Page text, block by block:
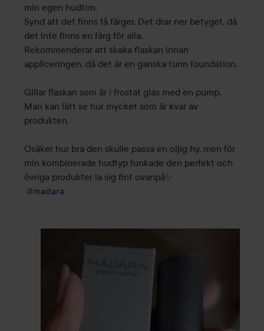
min egen hudton.
Synd att det finns få färger. Det drar ner betyget, då
det inte finns en färg för alla.
Rekommenderar att skaka flaskan innan
appliceringen, då det är en ganska tunn foundation.
Gillar flaskan som är i frostat glas med en pump.
Man kan lätt se hur mycket som är kvar av
produkten.
Osäker hur bra den skulle passa en oljig hy, men för
min kombinerade hudtyp funkade den perfekt och
övriga produkter la sig fint ovanpå✨️
#madara